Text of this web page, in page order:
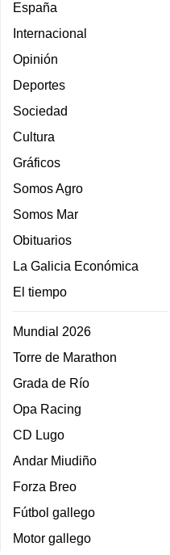
España
Internacional
Opinión
Deportes
Sociedad
Cultura
Gráficos
Somos Agro
Somos Mar
Obituarios
La Galicia Económica
El tiempo
Mundial 2026
Torre de Marathon
Grada de Río
Opa Racing
CD Lugo
Andar Miudiño
Forza Breo
Fútbol gallego
Motor gallego